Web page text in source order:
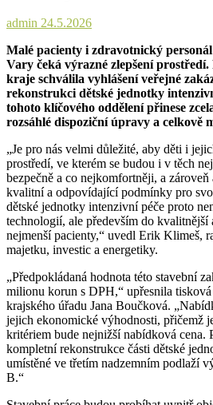
admin 24.5.2026
Malé pacienty i zdravotnický
Vary čeká výrazné zlepšení
kraje schválila vyhlášení veřejné
rekonstrukci dětské jednotky
tohoto klíčového oddělení přinese
rozsáhlé dispoziční úpravy a celkově
„Je pro nás velmi důležité, aby děti i
prostředí, ve kterém se budou i v těch
bezpečně a co nejkomfortněji, a
kvalitní a odpovídající podmínky pro
dětské jednotky intenzivní péče proto
technologií, ale především do kvalitnější
nejmenší pacienty,“ uvedl Erik Klimeš,
majetku, investic a energetiky.
„Předpokládaná hodnota této stavební
milionu korun s DPH,“ upřesnila
krajského úřadu Jana Boučková.
jejich ekonomické výhodnosti, přičemž
kritériem bude nejnižší nabídková cena.
kompletní rekonstrukce části dětské
umístěné ve třetím nadzemním podlaží
B.“